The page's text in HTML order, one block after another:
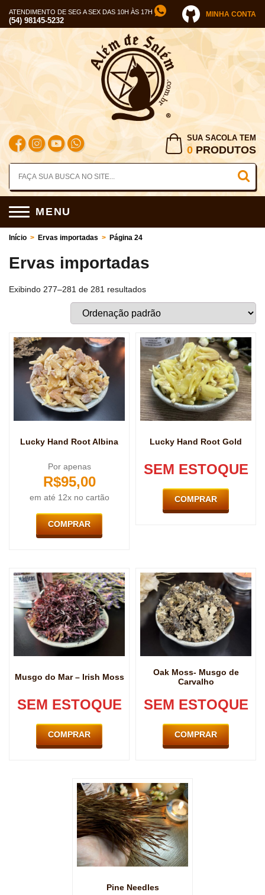
ATENDIMENTO DE SEG A SEX DAS 10H ÀS 17H
(54) 98145-5232
MINHA CONTA
SUA SACOLA TEM
0 PRODUTOS
MENU
Início > Ervas importadas > Página 24
Ervas importadas
Exibindo 277–281 de 281 resultados
Lucky Hand Root Albina
Por apenas
R$95,00
em até 12x no cartão
COMPRAR
Lucky Hand Root Gold
SEM ESTOQUE
COMPRAR
Musgo do Mar – Irish Moss
SEM ESTOQUE
COMPRAR
Oak Moss- Musgo de
Carvalho
SEM ESTOQUE
COMPRAR
Pine Needles